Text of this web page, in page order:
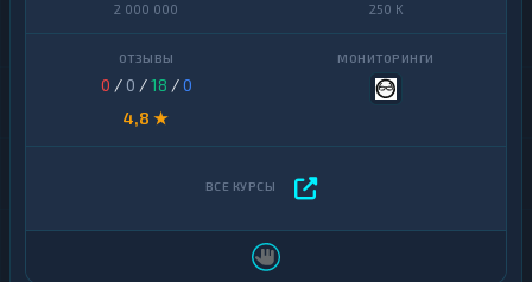
2 000 000
250 K
0 / 0 /18 /0
4,8 ★